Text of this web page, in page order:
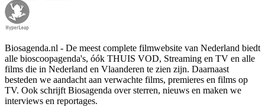
Biosagenda.nl - De meest complete filmwebsite van Nederland biedt
alle bioscoopagenda's, óók THUIS VOD, Streaming en TV en alle
films die in Nederland en Vlaanderen te zien zijn. Daarnaast
besteden we aandacht aan verwachte films, premieres en films op
TV. Ook schrijft Biosagenda over sterren, nieuws en maken we
interviews en reportages.